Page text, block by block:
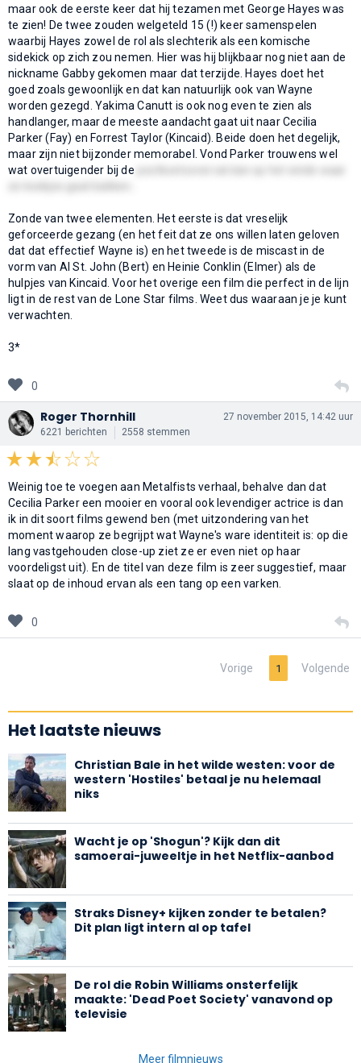
maar ook de eerste keer dat hij tezamen met George Hayes was
te zien! De twee zouden welgeteld 15 (!) keer samenspelen
waarbij Hayes zowel de rol als slechterik als een komische
sidekick op zich zou nemen. Hier was hij blijkbaar nog niet aan de
nickname Gabby gekomen maar dat terzijde. Hayes doet het
goed zoals gewoonlijk en dat kan natuurlijk ook van Wayne
worden gezegd. Yakima Canutt is ook nog even te zien als
handlanger, maar de meeste aandacht gaat uit naar Cecilia
Parker (Fay) en Forrest Taylor (Kincaid). Beide doen het degelijk,
maar zijn niet bijzonder memorabel. Vond Parker trouwens wel
wat overtuigender bij de
Zonde van twee elementen. Het eerste is dat vreselijk
geforceerde gezang (en het feit dat ze ons willen laten geloven
dat dat effectief Wayne is) en het tweede is de miscast in de
vorm van Al St. John (Bert) en Heinie Conklin (Elmer) als de
hulpjes van Kincaid. Voor het overige een film die perfect in de lijn
ligt in de rest van de Lone Star films. Weet dus waaraan je je kunt
verwachten.
3*
0
Roger Thornhill
6221 berichten 2558 stemmen
27 november 2015, 14:42 uur
Weinig toe te voegen aan Metalfists verhaal, behalve dan dat
Cecilia Parker een mooier en vooral ook levendiger actrice is dan
ik in dit soort films gewend ben (met uitzondering van het
moment waarop ze begrijpt wat Wayne's ware identiteit is: op die
lang vastgehouden close-up ziet ze er even niet op haar
voordeligst uit). En de titel van deze film is zeer suggestief, maar
slaat op de inhoud ervan als een tang op een varken.
0
Vorige 1 Volgende
Het laatste nieuws
Christian Bale in het wilde westen: voor de
western 'Hostiles' betaal je nu helemaal
niks
Wacht je op 'Shogun'? Kijk dan dit
samoerai-juweeltje in het Netflix-aanbod
Straks Disney+ kijken zonder te betalen?
Dit plan ligt intern al op tafel
De rol die Robin Williams onsterfelijk
maakte: 'Dead Poet Society' vanavond op
televisie
Meer filmnieuws